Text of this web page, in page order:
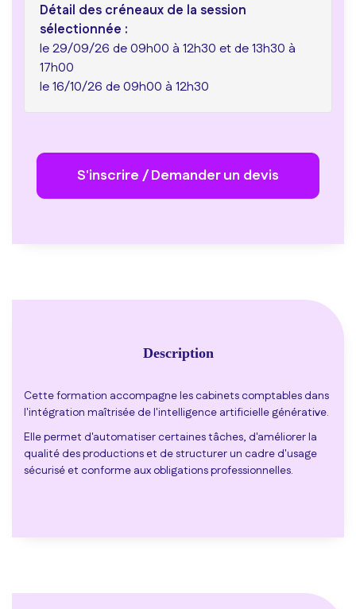
Détail des créneaux de la session
sélectionnée :
le 29/09/26 de 09h00 à 12h30 et de 13h30 à
17h00
le 16/10/26 de 09h00 à 12h30
S'inscrire / Demander un devis
Description
Cette formation accompagne les cabinets comptables dans
l'intégration maîtrisée de l'intelligence artificielle générative.
Elle permet d'automatiser certaines tâches, d'améliorer la
qualité des productions et de structurer un cadre d'usage
sécurisé et conforme aux obligations professionnelles.